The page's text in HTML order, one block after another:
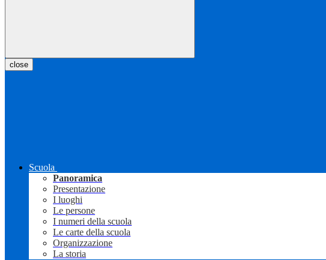
close
Scuola
Panoramica
Presentazione
I luoghi
Le persone
I numeri della scuola
Le carte della scuola
Organizzazione
La storia